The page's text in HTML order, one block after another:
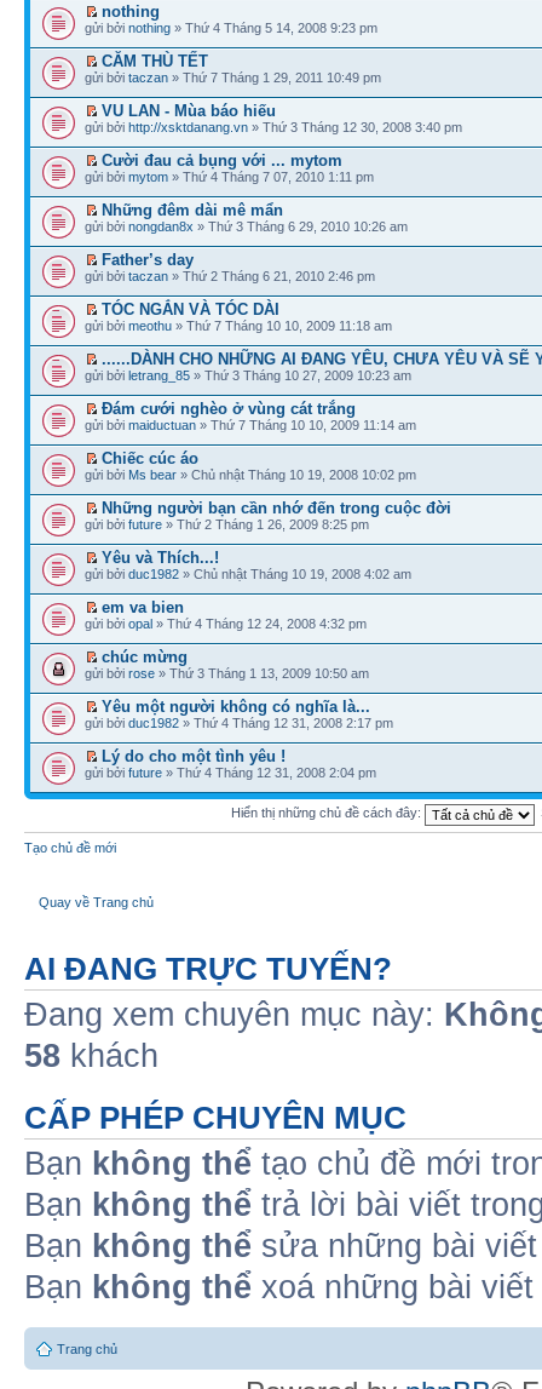
nothing
gửi bởi nothing » Thứ 4 Tháng 5 14, 2008 9:23 pm
CĂM THÙ TẾT
gửi bởi taczan » Thứ 7 Tháng 1 29, 2011 10:49 pm
VU LAN - Mùa báo hiếu
gửi bởi http://xsktdanang.vn » Thứ 3 Tháng 12 30, 2008 3:40 pm
Cười đau cả bụng với ... mytom
gửi bởi mytom » Thứ 4 Tháng 7 07, 2010 1:11 pm
Những đêm dài mê mẩn
gửi bởi nongdan8x » Thứ 3 Tháng 6 29, 2010 10:26 am
Father’s day
gửi bởi taczan » Thứ 2 Tháng 6 21, 2010 2:46 pm
TÓC NGẮN VÀ TÓC DÀI
gửi bởi meothu » Thứ 7 Tháng 10 10, 2009 11:18 am
......DÀNH CHO NHỮNG AI ĐANG YÊU, CHƯA YÊU VÀ SẼ
gửi bởi letrang_85 » Thứ 3 Tháng 10 27, 2009 10:23 am
Đám cưới nghèo ở vùng cát trắng
gửi bởi maiductuan » Thứ 7 Tháng 10 10, 2009 11:14 am
Chiếc cúc áo
gửi bởi Ms bear » Chủ nhật Tháng 10 19, 2008 10:02 pm
Những người bạn cần nhớ đến trong cuộc đời
gửi bởi future » Thứ 2 Tháng 1 26, 2009 8:25 pm
Yêu và Thích...!
gửi bởi duc1982 » Chủ nhật Tháng 10 19, 2008 4:02 am
em va bien
gửi bởi opal » Thứ 4 Tháng 12 24, 2008 4:32 pm
chúc mừng
gửi bởi rose » Thứ 3 Tháng 1 13, 2009 10:50 am
Yêu một người không có nghĩa là...
gửi bởi duc1982 » Thứ 4 Tháng 12 31, 2008 2:17 pm
Lý do cho một tình yêu !
gửi bởi future » Thứ 4 Tháng 12 31, 2008 2:04 pm
Hiển thị những chủ đề cách đây:
Tạo chủ đề mới
Quay về Trang chủ
AI ĐANG TRỰC TUYẾN?
Đang xem chuyên mục này:
58 khách
CẤP PHÉP CHUYÊN MỤC
Bạn không thể tạo chủ đề mới
Bạn không thể trả lời bài viết
Bạn không thể sửa những bài
Bạn không thể xoá những bài
Trang chủ